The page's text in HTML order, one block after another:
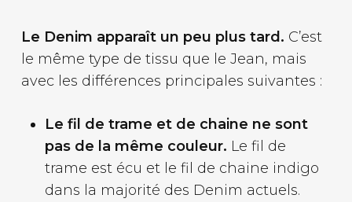
Le Denim apparaît un peu plus tard. C’est
le même type de tissu que le Jean, mais
avec les différences principales suivantes :
Le fil de trame et de chaine ne sont
pas de la même couleur. Le fil de
trame est écu et le fil de chaine indigo
dans la majorité des Denim actuels.